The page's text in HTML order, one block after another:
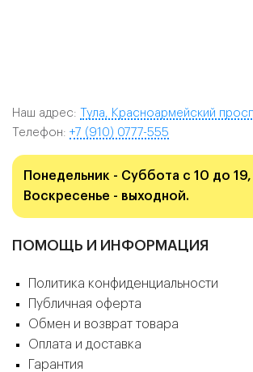
Наш адрес: Тула, Красноармейский
Телефон: +7 (910) 0777-555
Понедельник - Суббота с 10 до 19,
Воскресенье - выходной.
ПОМОЩЬ И ИНФОРМАЦИЯ
Политика конфиденциальности
Публичная оферта
Обмен и возврат товара
Оплата и доставка
Гарантия